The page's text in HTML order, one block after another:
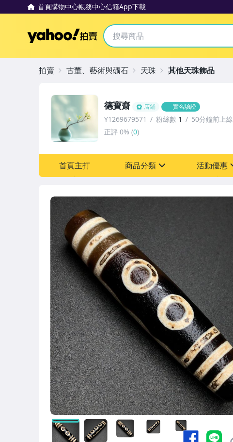
首頁購物中心帳務中心信箱App下載
Yahoo拍賣
德寶齋 店鋪 實名驗證
Y1269679571 粉絲數 1
50分鐘前上線
正評 0% (0)
首頁主打 商品分類 活動優惠
拍賣 古董、藝術與礦石 天珠 其他天珠飾品